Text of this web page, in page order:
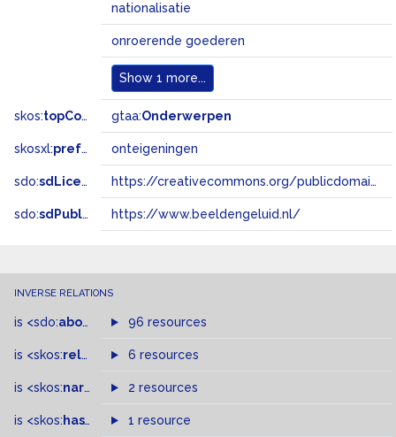
nationalisatie
onroerende goederen
Show 1 more...
skos:topConceptOf gtaa:Onderwerpen
skosxl:prefLabel onteigeningen
sdo:sdLicense https://creativecommons.org/publicdomain/zero/1.0/
sdo:sdPublisher https://www.beeldengeluid.nl/
INVERSE RELATIONS
is <sdo:about of 96 resources
is <skos:related > of
6 resources
is <skos:narrowMatch >of
2 resources
is <skos: hasTopConcept >of
1 resource